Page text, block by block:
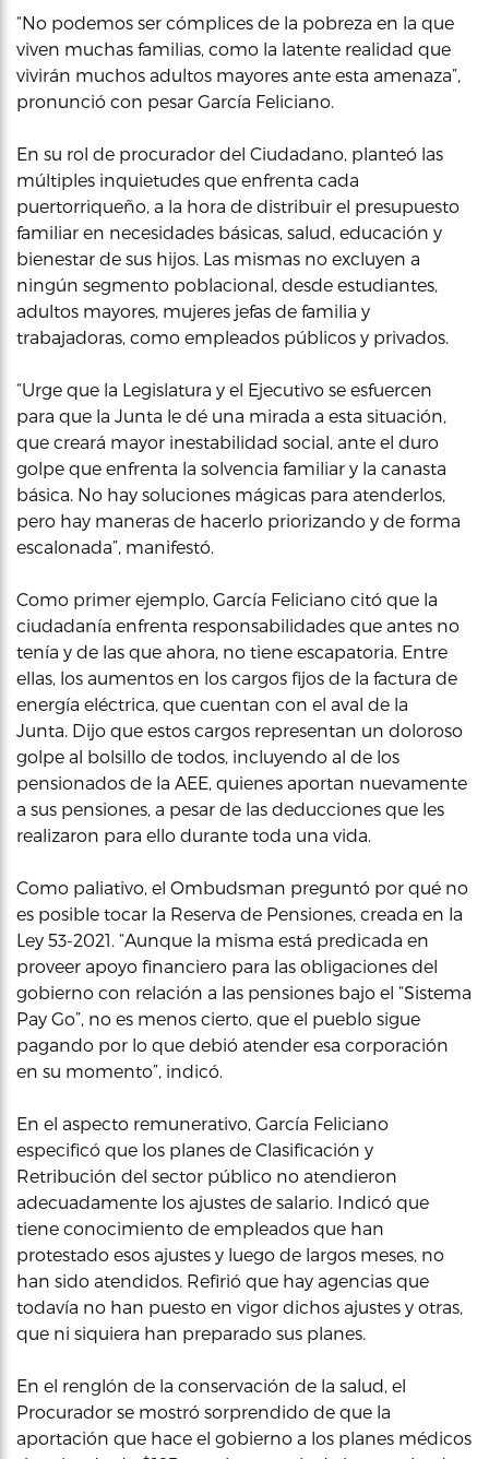
“No podemos ser cómplices de la pobreza en la que
viven muchas familias, como la latente realidad que
vivirán muchos adultos mayores ante esta amenaza”,
pronunció con pesar García Feliciano.
En su rol de procurador del Ciudadano, planteó las
múltiples inquietudes que enfrenta cada
puertorriqueño, a la hora de distribuir el presupuesto
familiar en necesidades básicas, salud, educación y
bienestar de sus hijos. Las mismas no excluyen a
ningún segmento poblacional, desde estudiantes,
adultos mayores, mujeres jefas de familia y
trabajadoras, como empleados públicos y privados.
“Urge que la Legislatura y el Ejecutivo se esfuercen
para que la Junta le dé una mirada a esta situación,
que creará mayor inestabilidad social, ante el duro
golpe que enfrenta la solvencia familiar y la canasta
básica. No hay soluciones mágicas para atenderlos,
pero hay maneras de hacerlo priorizando y de forma
escalonada”, manifestó.
Como primer ejemplo, García Feliciano citó que la
ciudadanía enfrenta responsabilidades que antes no
tenía y de las que ahora, no tiene escapatoria. Entre
ellas, los aumentos en los cargos fijos de la factura de
energía eléctrica, que cuentan con el aval de la
Junta. Dijo que estos cargos representan un doloroso
golpe al bolsillo de todos, incluyendo al de los
pensionados de la AEE, quienes aportan nuevamente
a sus pensiones, a pesar de las deducciones que les
realizaron para ello durante toda una vida.
Como paliativo, el Ombudsman preguntó por qué no
es posible tocar la Reserva de Pensiones, creada en la
Ley 53-2021. “Aunque la misma está predicada en
proveer apoyo financiero para las obligaciones del
gobierno con relación a las pensiones bajo el “Sistema
Pay Go”, no es menos cierto, que el pueblo sigue
pagando por lo que debió atender esa corporación
en su momento”, indicó.
En el aspecto remunerativo, García Feliciano
especificó que los planes de Clasificación y
Retribución del sector público no atendieron
adecuadamente los ajustes de salario. Indicó que
tiene conocimiento de empleados que han
protestado esos ajustes y luego de largos meses, no
han sido atendidos. Refirió que hay agencias que
todavía no han puesto en vigor dichos ajustes y otras,
que ni siquiera han preparado sus planes.
En el renglón de la conservación de la salud, el
Procurador se mostró sorprendido de que la
aportación que hace el gobierno a los planes médicos